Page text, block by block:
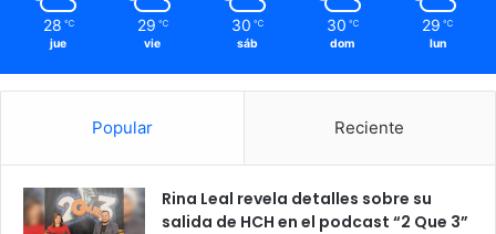
28 ℃
jue
29 ℃
vie
30 ℃
sáb
30 ℃
dom
29 ℃
lun
Popular Reciente
Rina Leal revela detalles sobre su
salida de HCH en el podcast “2 Que 3”